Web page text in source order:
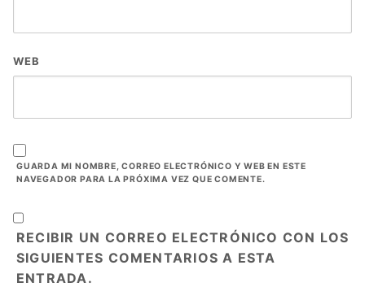
WEB
GUARDA MI NOMBRE, CORREO ELECTRÓNICO Y WEB EN ESTE
NAVEGADOR PARA LA PRÓXIMA VEZ QUE COMENTE.
RECIBIR UN CORREO ELECTRÓNICO CON LOS
SIGUIENTES COMENTARIOS A ESTA
ENTRADA.